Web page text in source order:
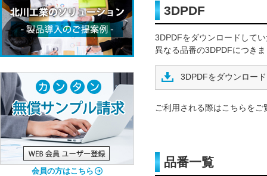
3DPDF
3DPDFをダウンロードして
異なる品番の3DPDFにつき
3DPDFをダウンロード
ご利用される際はこちらをご
品番一覧
会員の方はこちら